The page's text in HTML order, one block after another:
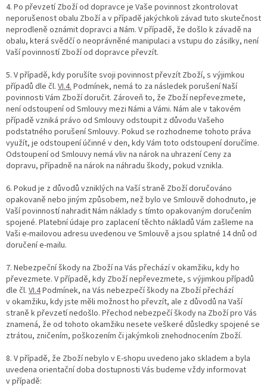
4. Po převzetí Zboží od dopravce je Vaše povinnost zkontrolovat
neporušenost obalu Zboží a v případě jakýchkoli závad tuto skutečnost
neprodleně oznámit dopravci a Nám. V případě, že došlo k závadě na
obalu, která svědčí o neoprávněné manipulaci a vstupu do zásilky, není
Vaší povinností Zboží od dopravce převzít.
5. V případě, kdy porušíte svoji povinnost převzít Zboží, s výjimkou
případů dle čl. VI.4. Podmínek, nemá to za následek porušení Naší
povinnosti Vám Zboží doručit. Zároveň to, že Zboží nepřevezmete,
není odstoupení od Smlouvy mezi Námi a Vámi. Nám ale v takovém
případě vzniká právo od Smlouvy odstoupit z důvodu Vašeho
podstatného porušení Smlouvy. Pokud se rozhodneme tohoto práva
využít, je odstoupení účinné v den, kdy Vám toto odstoupení doručíme.
Odstoupení od Smlouvy nemá vliv na nárok na uhrazení Ceny za
dopravu, případně na nárok na náhradu škody, pokud vznikla.
6. Pokud je z důvodů vzniklých na Vaší straně Zboží doručováno
opakovaně nebo jiným způsobem, než bylo ve Smlouvě dohodnuto, je
Vaší povinností nahradit Nám náklady s tímto opakovaným doručením
spojené. Platební údaje pro zaplacení těchto nákladů Vám zašleme na
Vaši e-mailovou adresu uvedenou ve Smlouvě a jsou splatné 14 dnů od
doručení e-mailu.
7. Nebezpeční škody na Zboží na Vás přechází v okamžiku, kdy ho
převezmete. V případě, kdy Zboží nepřevezmete, s výjimkou případů
dle čl. VI.4Podmínek, na Vás nebezpečí škody na Zboží přechází
v okamžiku, kdy jste měli možnost ho převzít, ale z důvodů na Vaší
straně k převzetí nedošlo. Přechod nebezpečí škody na Zboží pro Vás
znamená, že od tohoto okamžiku nesete veškeré důsledky spojené se
ztrátou, zničením, poškozením či jakýmkoli znehodnocením Zboží.
8. V případě, že Zboží nebylo v E-shopu uvedeno jako skladem a byla
uvedena orientační doba dostupnosti Vás budeme vždy informovat
v případě: